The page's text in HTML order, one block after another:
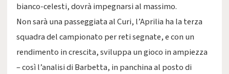
bianco-celesti, dovrà impegnarsi al massimo.
Non sarà una passeggiata al Curi, l’Aprilia ha la terza
squadra del campionato per reti segnate, e con un
rendimento in crescita, sviluppa un gioco in ampiezza
– così l’analisi di Barbetta, in panchina al posto di